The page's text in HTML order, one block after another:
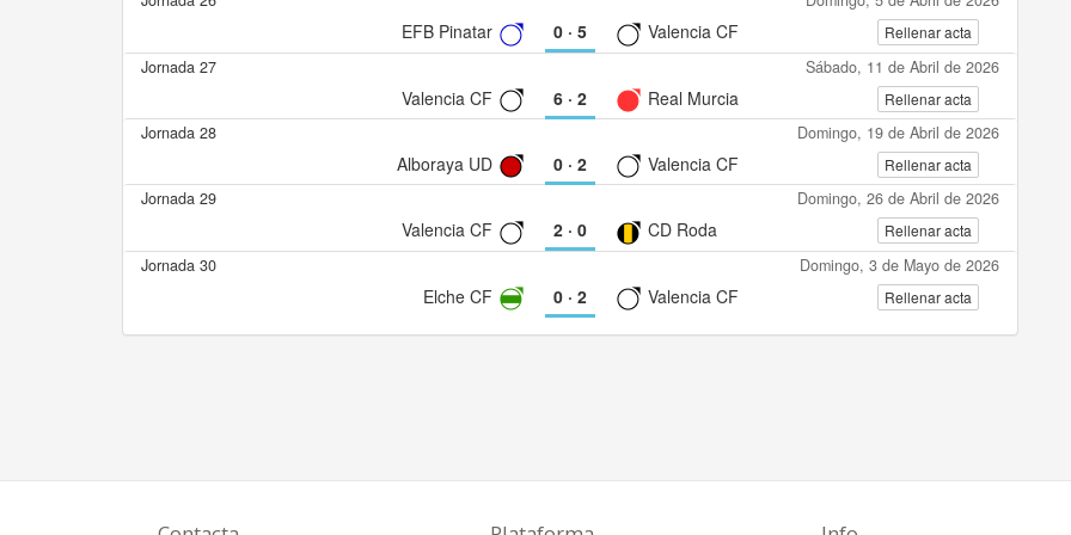
EFB Pinatar 0· 5 Valencia CF Rellenar acta
Jornada 27 Sábado, 11 de Abril de 2026
Valencia CF 6· 2 Real Murcia Rellenar acta
Jornada 28 Domingo, 19 de Abril de 2026
Alboraya UD 0· 2 Valencia CF Rellenar acta
Jornada 29 Domingo, 26 de Abril de 2026
Valencia CF 2· 0 CD Roda Rellenar acta
Jornada 30 Domingo, 3 de Mayo de 2026
Elche CF 0· 2 Valencia CF Rellenar acta